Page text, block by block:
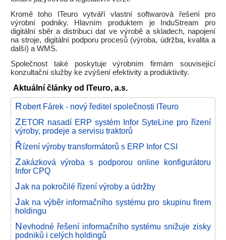
Kromě toho ITeuro vytváří vlastní softwarová řešení pro
výrobní podniky. Hlavním produktem je InduStream pro
digitální sběr a distribuci dat ve výrobě a skladech, napojení
na stroje, digitální podporu procesů (výroba, údržba, kvalita a
další) a WMS.
Společnost také poskytuje výrobním firmám související
konzultační služby ke zvýšení efektivity a produktivity.
Aktuální články od ITeuro, a.s.
Robert Fárek - nový ředitel společnosti ITeuro
ZETOR nasadí ERP systém Infor SyteLine pro řízení
výroby, prodeje a servisu traktorů
Řízení výroby transformátorů s ERP Infor CSI
Zakázková výroba s podporou online konfigurátoru
Infor CPQ
Jak na pokročilé řízení výroby a údržby
Jak na výběr informačního systému pro skupinu firem
holdingu
Nevhodné řešení informačního systému snižuje zisky
podniků i celých holdingů